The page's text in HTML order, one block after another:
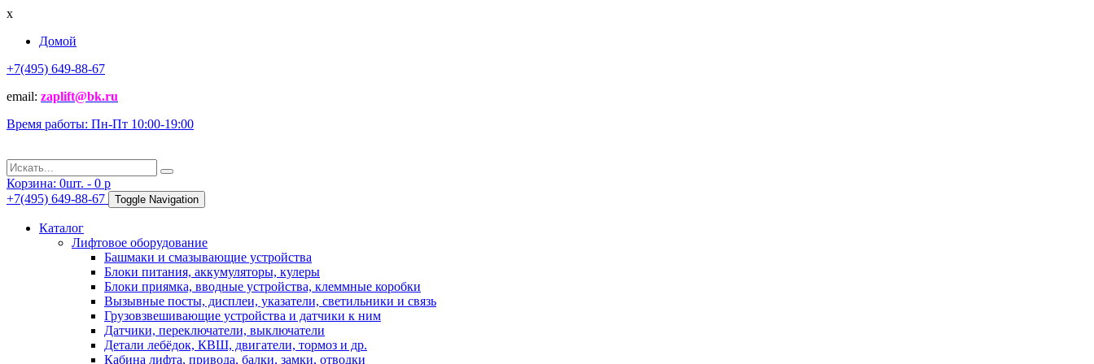
x
Домой
+7(495) 649-88-67
email: zaplift@bk.ru
Время работы: Пн-Пт 10:00-19:00
Корзина: 0шт. - 0 p
+7(495) 649-88-67
Toggle Navigation
Каталог
Лифтовое оборудование
Башмаки и смазывающие устройства
Блоки питания, аккумуляторы, кулеры
Блоки приямка, вводные устройства, клеммные коробки
Вызывные посты, дисплеи, указатели, светильники и связь
Грузовзвешивающие устройства и датчики к ним
Датчики, переключатели, выключатели
Детали лебёдок, КВШ, двигатели, тормоз и др.
Кабина лифта, привода, балки, замки, отводки